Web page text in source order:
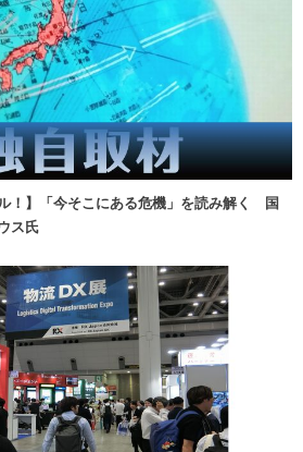
！】「今そこにある危機」を読み解く 国
ス氏